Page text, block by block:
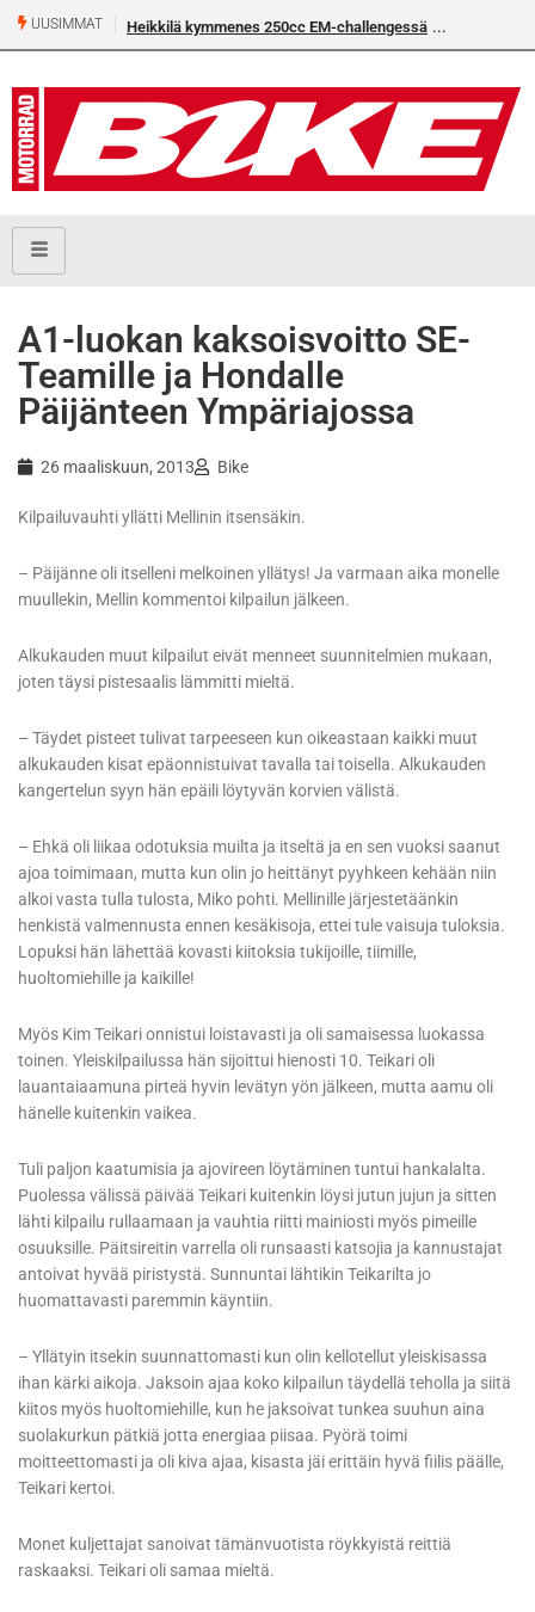
UUSIMMAT Heikkilä kymmenes 250cc EM-challengessä
A1-luokan kaksoisvoitto SE-
Teamille ja Hondalle
Päijänteen Ympäriajossa
26 maaliskuun, 2013 Bike
Kilpailuvauhti yllätti Mellinin itsensäkin.
– Päijänne oli itselleni melkoinen yllätys! Ja varmaan aika monelle
muullekin, Mellin kommentoi kilpailun jälkeen.
Alkukauden muut kilpailut eivät menneet suunnitelmien mukaan,
joten täysi pistesaalis lämmitti mieltä.
– Täydet pisteet tulivat tarpeeseen kun oikeastaan kaikki muut
alkukauden kisat epäonnistuivat tavalla tai toisella. Alkukauden
kangertelun syyn hän epäili löytyvän korvien välistä.
– Ehkä oli liikaa odotuksia muilta ja itseltä ja en sen vuoksi saanut
ajoa toimimaan, mutta kun olin jo heittänyt pyyhkeen kehään niin
alkoi vasta tulla tulosta, Miko pohti. Mellinille järjestetäänkin
henkistä valmennusta ennen kesäkisoja, ettei tule vaisuja tuloksia.
Lopuksi hän lähettää kovasti kiitoksia tukijoille, tiimille,
huoltomiehille ja kaikille!
Myös Kim Teikari onnistui loistavasti ja oli samaisessa luokassa
toinen. Yleiskilpailussa hän sijoittui hienosti 10. Teikari oli
lauantaiaamuna pirteä hyvin levätyn yön jälkeen, mutta aamu oli
hänelle kuitenkin vaikea.
Tuli paljon kaatumisia ja ajovireen löytäminen tuntui hankalalta.
Puolessa välissä päivää Teikari kuitenkin löysi jutun jujun ja sitten
lähti kilpailu rullaamaan ja vauhtia riitti mainiosti myös pimeille
osuuksille. Päitsireitin varrella oli runsaasti katsojia ja kannustajat
antoivat hyvää piristystä. Sunnuntai lähtikin Teikarilta jo
huomattavasti paremmin käyntiin.
– Yllätyin itsekin suunnattomasti kun olin kellotellut yleiskisassa
ihan kärki aikoja. Jaksoin ajaa koko kilpailun täydellä teholla ja siitä
kiitos myös huoltomiehille, kun he jaksoivat tunkea suuhun aina
suolakurkun pätkiä jotta energiaa piisaa. Pyörä toimi
moitteettomasti ja oli kiva ajaa, kisasta jäi erittäin hyvä fiilis päälle,
Teikari kertoi.
Monet kuljettajat sanoivat tämänvuotista röykkyistä reittiä
raskaaksi. Teikari oli samaa mieltä.